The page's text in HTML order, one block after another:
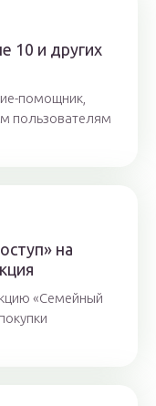
10 и других
помощник,
пользователям
на
«Семейный